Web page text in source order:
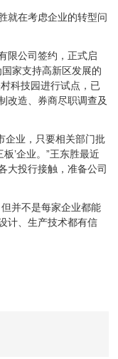
在考虑企业的转型问
公司签约，正式启
国家支持高新区发展的
科技园进行试点，已
改造、券商尽职调查及
业，只要相关部门批
’企业。”王东胜最近
大投行接触，准备公司
并不是每家企业都能
计、生产技术都有信